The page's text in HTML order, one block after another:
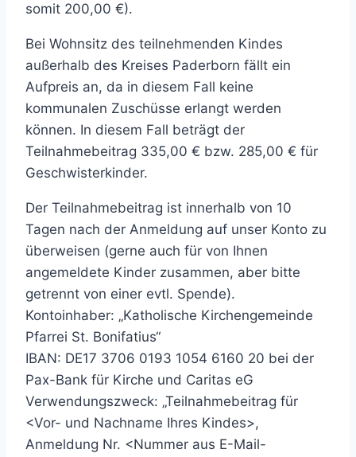
somit 200,00 €).
Bei Wohnsitz des teilnehmenden Kindes
außerhalb des Kreises Paderborn fällt ein
Aufpreis an, da in diesem Fall keine
kommunalen Zuschüsse erlangt werden
können. In diesem Fall beträgt der
Teilnahmebeitrag 335,00 € bzw. 285,00 € für
Geschwisterkinder.
Der Teilnahmebeitrag ist innerhalb von 10
Tagen nach der Anmeldung auf unser Konto zu
überweisen (gerne auch für von Ihnen
angemeldete Kinder zusammen, aber bitte
getrennt von einer evtl. Spende).
Kontoinhaber: „Katholische Kirchengemeinde
Pfarrei St. Bonifatius“
IBAN: DE17 3706 0193 1054 6160 20 bei der
Pax-Bank für Kirche und Caritas eG
Verwendungszweck: „Teilnahmebeitrag für
<Vor- und Nachname Ihres Kindes>,
Anmeldung Nr. <Nummer aus E-Mail-